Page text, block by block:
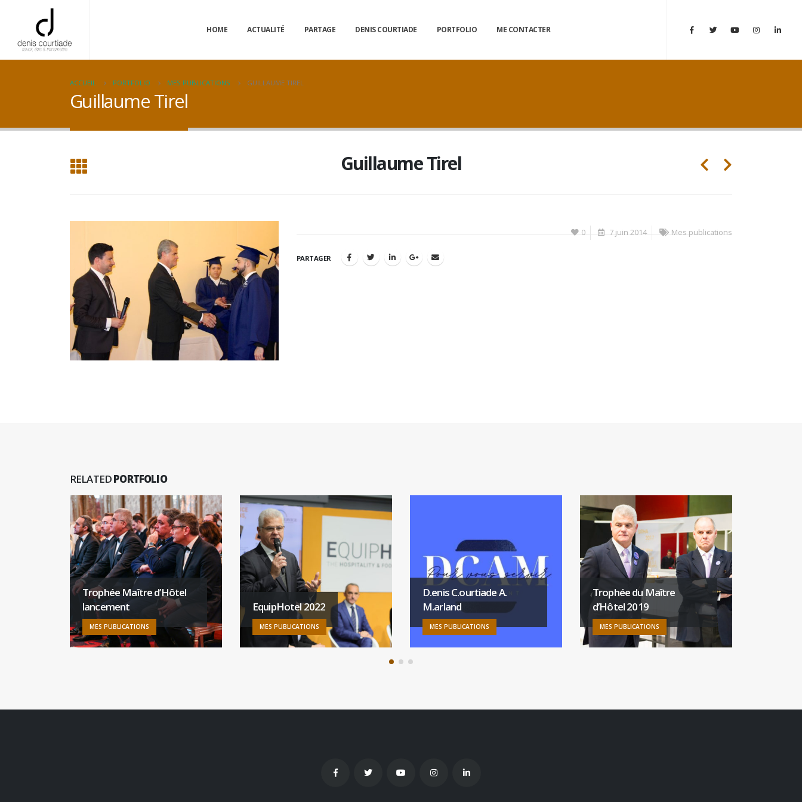
HOME ACTUALITÉ PARTAGE DENIS COURTIADE PORTFOLIO ME CONTACTER
ACCUEIL PORTFOLIO MES PUBLICATIONS GUILLAUME TIREL
Guillaume Tirel
Guillaume Tirel
0 7 juin 2014 Mes publications
PARTAGER
RELATEDPORTFOLIO
Trophée Maître d’Hôtel
lancement
MES PUBLICATIONS
EquipHotel 2022
MES PUBLICATIONS
D.enis C.ourtiade A.
M.arland
MES PUBLICATIONS
Trophée du Maître
d’Hôtel 2019
MES PUBLICATIONS